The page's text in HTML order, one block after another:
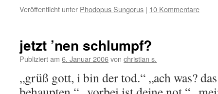
Veröffentlicht unter Phodopus Sungorus | 10 Kommentare
jetzt ’nen schlumpf?
Publiziert am 6. Januar 2006von christian s.
„grüß gott, i bin der tod.“ „ach was?